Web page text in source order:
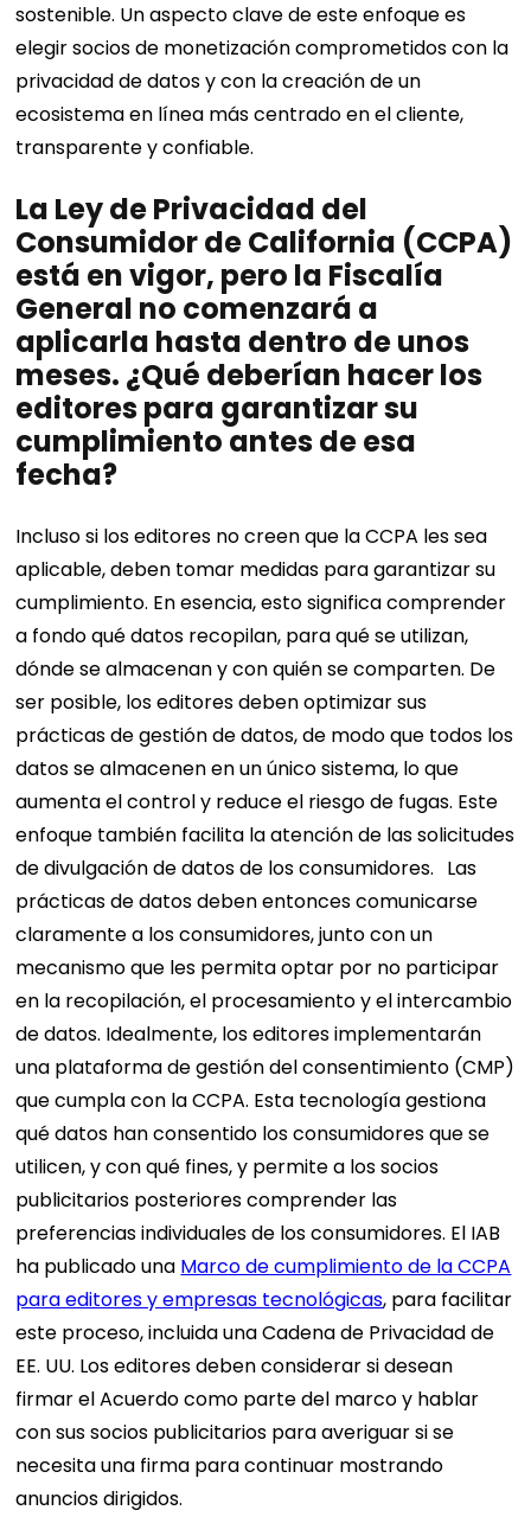
sostenible. Un aspecto clave de este enfoque es
elegir socios de monetización comprometidos con la
privacidad de datos y con la creación de un
ecosistema en línea más centrado en el cliente,
transparente y confiable.
La Ley de Privacidad del
Consumidor de California (CCPA)
está en vigor, pero la Fiscalía
General no comenzará a
aplicarla hasta dentro de unos
meses. ¿Qué deberían hacer los
editores para garantizar su
cumplimiento antes de esa
fecha?
Incluso si los editores no creen que la CCPA les sea
aplicable, deben tomar medidas para garantizar su
cumplimiento. En esencia, esto significa comprender
a fondo qué datos recopilan, para qué se utilizan,
dónde se almacenan y con quién se comparten. De
ser posible, los editores deben optimizar sus
prácticas de gestión de datos, de modo que todos los
datos se almacenen en un único sistema, lo que
aumenta el control y reduce el riesgo de fugas. Este
enfoque también facilita la atención de las solicitudes
de divulgación de datos de los consumidores. Las
prácticas de datos deben entonces comunicarse
claramente a los consumidores, junto con un
mecanismo que les permita optar por no participar
en la recopilación, el procesamiento y el intercambio
de datos. Idealmente, los editores implementarán
una plataforma de gestión del consentimiento (CMP)
que cumpla con la CCPA. Esta tecnología gestiona
qué datos han consentido los consumidores que se
utilicen, y con qué fines, y permite a los socios
publicitarios posteriores comprender las
preferencias individuales de los consumidores. El IAB
ha publicado una Marco de cumplimiento de la CCPA
para editores y empresas tecnológicas, para facilitar
este proceso, incluida una Cadena de Privacidad de
EE. UU. Los editores deben considerar si desean
firmar el Acuerdo como parte del marco y hablar
con sus socios publicitarios para averiguar si se
necesita una firma para continuar mostrando
anuncios dirigidos.